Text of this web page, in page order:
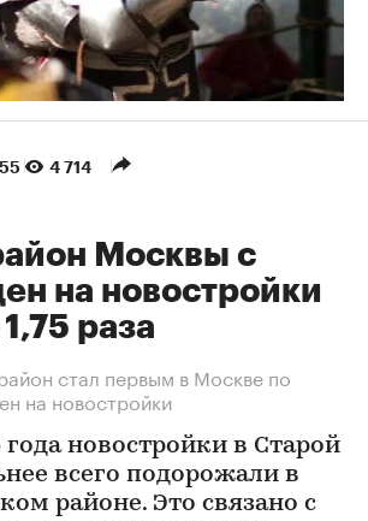
4 714
Москвы с
на новостройки
раза
стал первым в Москве по
на новостройки
новостройки в Старой
всего подорожали в
районе. Это связано с